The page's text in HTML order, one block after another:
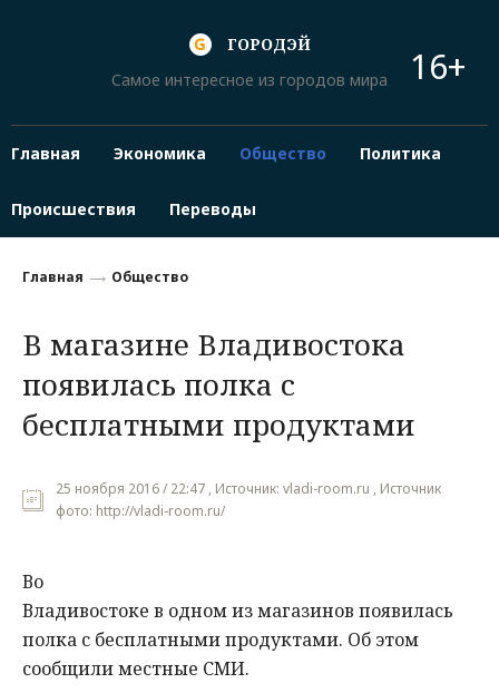
ГОРОДЭЙ
Самое интересное из городов мира
16+
Главная Экономика Общество Политика
Происшествия Переводы
Главная Общество
В магазине Владивостока
появилась полка с
бесплатными продуктами
25 ноября 2016 / 22:47 , Источник: vladi-room.ru , Источник
фото: http://vladi-room.ru/
Во
Владивостоке в одном из магазинов появилась
полка с бесплатными продуктами. Об этом
сообщили местные СМИ.